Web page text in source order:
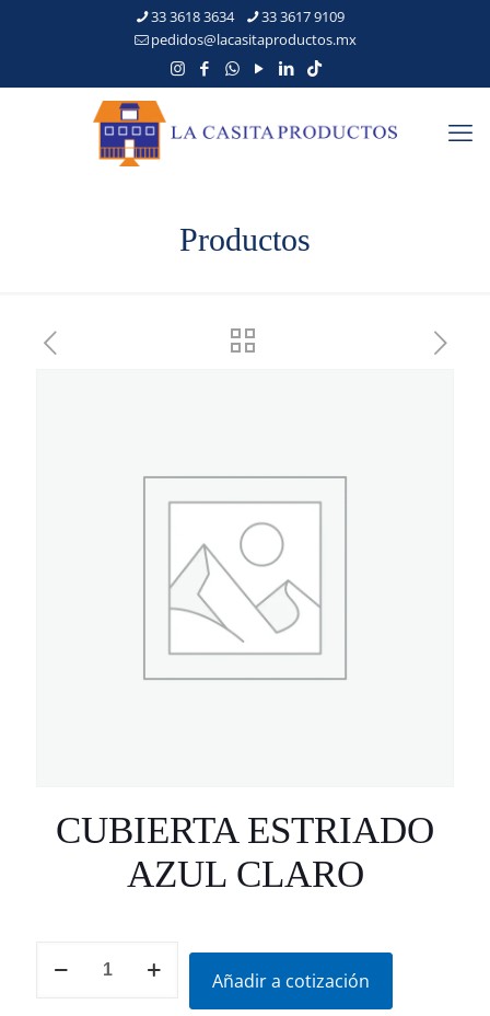
33 3618 3634
33 3617 9109
pedidos@lacasitaproductos.mx
Productos
CUBIERTA ESTRIADO
AZUL CLARO
ESTRIADO
Añadir a cotización